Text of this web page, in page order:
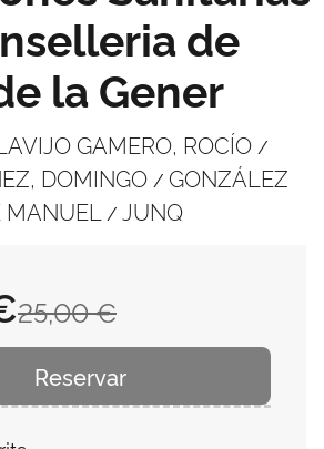
de
la Gener
GAMERO, ROCÍO /
DOMINGO / GONZÁLEZ
/ JUNQ
25,00 €
Reservar